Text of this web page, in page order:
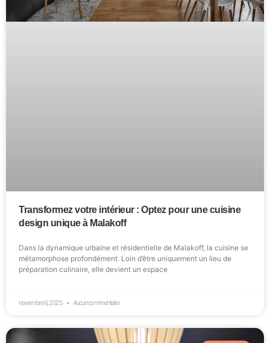
Transformez votre intérieur : Optez pour une cuisine
design unique à Malakoff
Dans la dynamique urbaine et résidentielle de Malakoff, la cuisine se
métamorphose profondément. Loin d’être uniquement un lieu de
préparation culinaire, elle devient un espace
novembre 6, 2025 Aucun commentaire